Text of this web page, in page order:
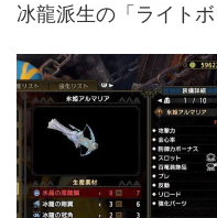
冰龍派生の「ライトボ